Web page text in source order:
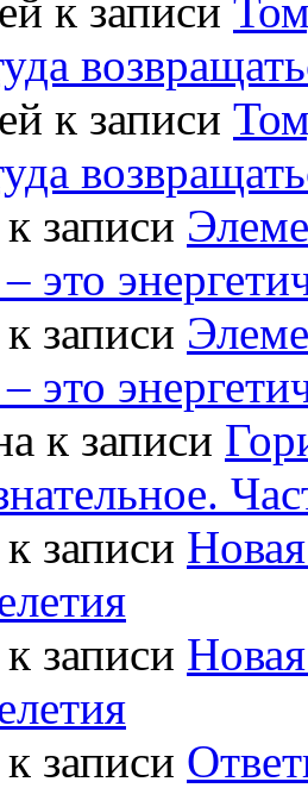
к записи
к записи
к записи
это
записи
это
к записи
к записи
к записи
к записи